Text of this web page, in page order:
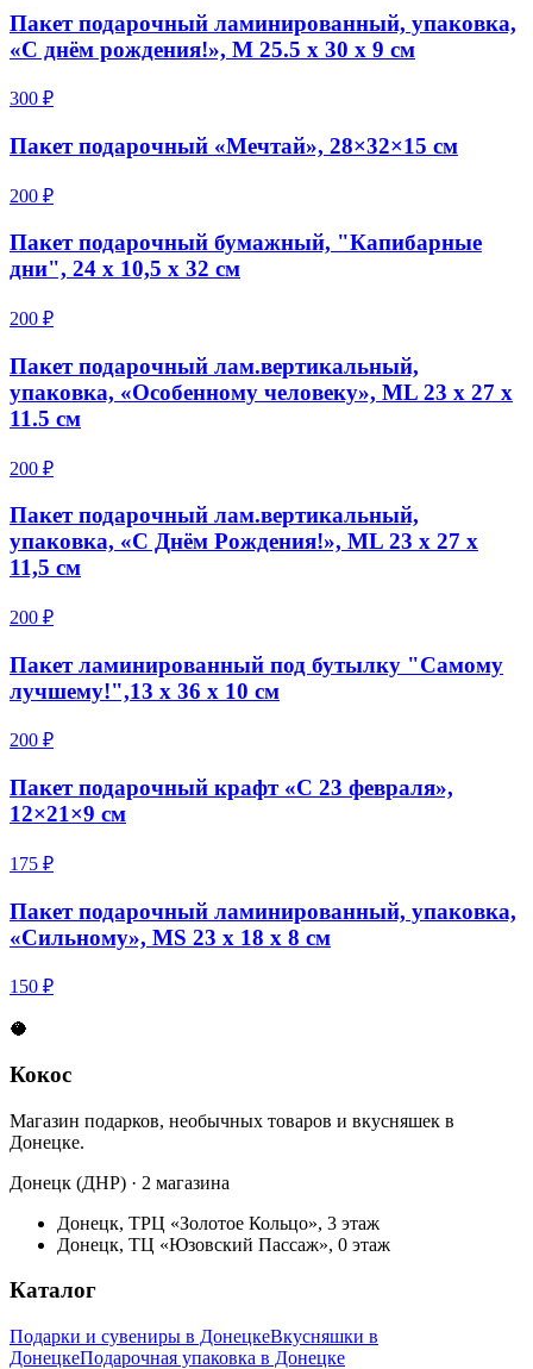
Пакет подарочный ламинированный, упаковка,
«С днём рождения!», M 25.5 х 30 х 9 см
300 ₽
Пакет подарочный «Мечтай», 28×32×15 см
200 ₽
Пакет подарочный бумажный, "Капибарные
дни", 24 х 10,5 х 32 см
200 ₽
Пакет подарочный лам.вертикальный,
упаковка, «Особенному человеку», ML 23 х 27 х
11.5 см
200 ₽
Пакет подарочный лам.вертикальный,
упаковка, «С Днём Рождения!», ML 23 х 27 х
11,5 см
200 ₽
Пакет ламинированный под бутылку "Самому
лучшему!",13 х 36 х 10 см
200 ₽
Пакет подарочный крафт «С 23 февраля»,
12×21×9 см
175 ₽
Пакет подарочный ламинированный, упаковка,
«Сильному», MS 23 х 18 х 8 см
150 ₽
🥥
Кокос
Магазин подарков, необычных товаров и вкусняшек в
Донецке.
Донецк (ДНР) · 2 магазина
Донецк, ТРЦ «Золотое Кольцо», 3 этаж
Донецк, ТЦ «Юзовский Пассаж», 0 этаж
Каталог
Подарки и сувениры в ДонецкеВкусняшки в
ДонецкеПодарочная упаковка в Донецке